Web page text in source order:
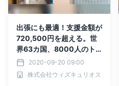
出張にも最適！支援金額が
720,500円を超える。世
界63カ国、8000人のト
ラベラーが選んだ「移動を
もっと楽にする」バッグ
先行予約受付中！
2020-09-20 09:00
株式会社ウィズキュリオス